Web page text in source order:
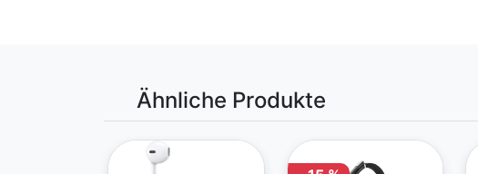
Ähnliche Produkte